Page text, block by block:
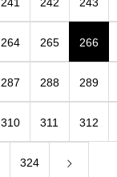
264 265 266
287 288 289
310 311 312
324